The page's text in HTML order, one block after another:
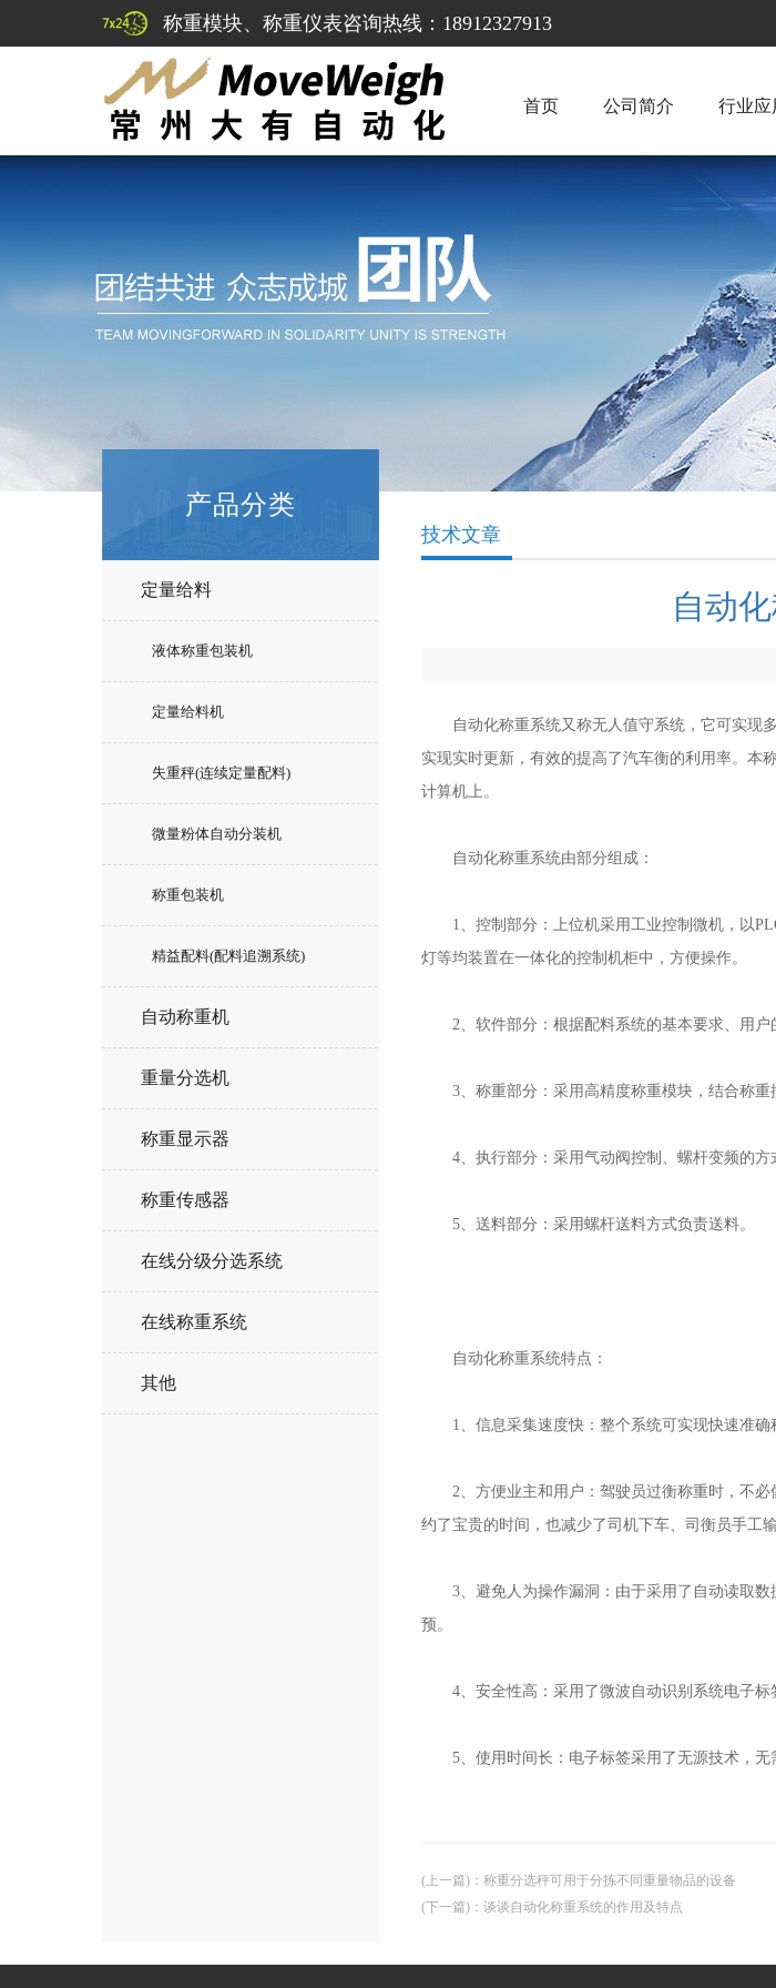
称重模块、称重仪表咨询热线：18912327913
首页 公司简介 行业应
产品分类
定量给料
液体称重包装机
定量给料机
失重秤(连续定量配料)
微量粉体自动分装机
称重包装机
精益配料(配料追溯系统)
自动称重机
重量分选机
称重显示器
称重传感器
在线分级分选系统
在线称重系统
其他
技术文章
自动
自动化称重系统又称无人值守系统，它可实现多
实现实时更新，有效的提高了汽车衡的利用率。本
计算机上。
自动化称重系统由部分组成：
1、控制部分：上位机采用工业控制微机，以
灯等均装置在一体化的控制机柜中，方便操作。
2、软件部分：根据配料系统的基本要求、用户
3、称重部分：采用高精度称重模块，结合称重
4、执行部分：采用气动阀控制、螺杆变频的方
5、送料部分：采用螺杆送料方式负责送料。
自动化称重系统特点：
1、信息采集速度快：整个系统可实现快速准确
2、方便业主和用户：驾驶员过衡称重时，不必
约了宝贵的时间，也减少了司机下车、司衡员手工
3、避免人为操作漏洞：由于采用了自动读取数
预。
4、安全性高：采用了微波自动识别系统电子标
5、使用时间长：电子标签采用了无源技术，无
(上一篇) ： 称重分选秤可用于分拣不同重量物品的设备
(下一篇) ： 谈谈自动化称重系统的作用及特点